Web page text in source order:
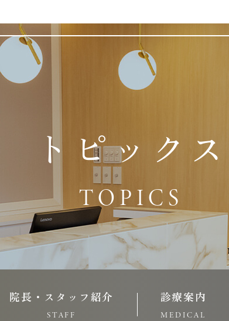
トピックス
TOPICS
院長・スタッフ紹介
STAFF
診療案内
MEDICAL